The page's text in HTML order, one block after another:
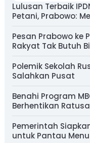
Lulusan Terbaik
Petani, Prabowo:
Pesan Prabowo ke
Rakyat Tak Butuh
Polemik Sekolah
Salahkan Pusat
Benahi Program
Berhentikan
Pemerintah
untuk Pantau Menu